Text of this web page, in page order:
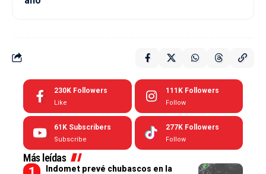
230K Followers
Like
111K Followers
Follow
61K Subscribers
Subscribe
277K Followers
Follow
Más leídas
Indomet prevé chubascos en la